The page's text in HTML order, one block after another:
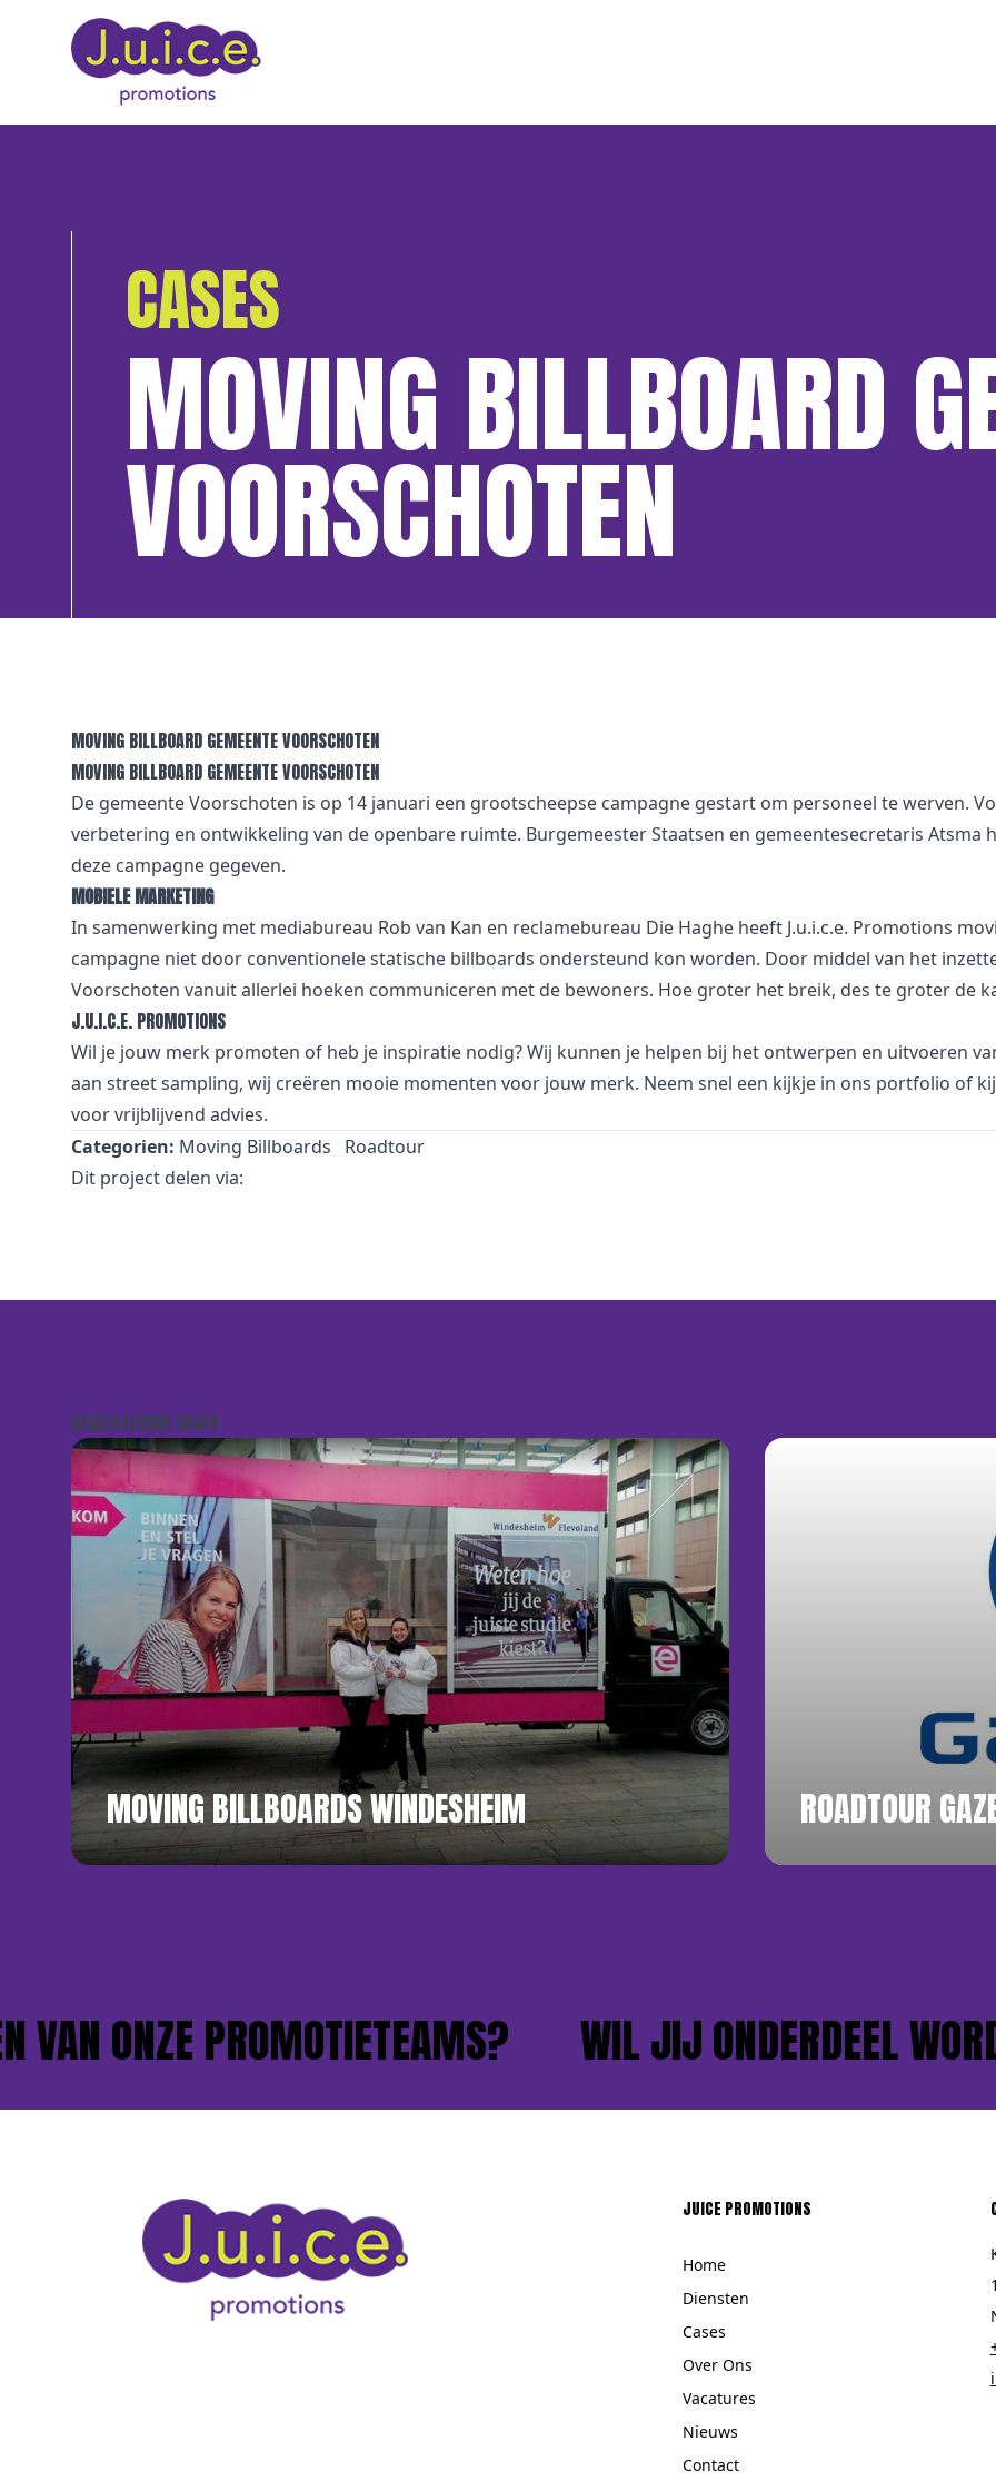
CASES
MOVING BILLBOARD
VOORSCHOTEN
MOVING BILLBOARD GEMEENTE VOORSCHOTEN
MOVING BILLBOARD GEMEENTE VOORSCHOTEN
De gemeente Voorschoten is op 14 januari een grootscheepse campagne gestart om personeel te werven.
verbetering en ontwikkeling van de openbare ruimte. Burgemeester Staatsen en gemeentesecretaris
deze campagne gegeven.
MOBIELE MARKETING
In samenwerking met mediabureau Rob van Kan en reclamebureau Die Haghe heeft J.u.i.c.e. Promotions
campagne niet door conventionele statische billboards ondersteund kon worden. Door middel van het
Voorschoten vanuit allerlei hoeken communiceren met de bewoners. Hoe groter het breik, des te groter de
J.U.I.C.E. PROMOTIONS
Wil je jouw merk promoten of heb je inspiratie nodig? Wij kunnen je helpen bij het ontwerpen en uitvoeren
aan street sampling, wij creëren mooie momenten voor jouw merk. Neem snel een kijkje in ons portfolio of
voor vrijblijvend advies.
Categorien: Moving Billboards
Roadtour
Dit project delen via:
GERELATEERDE CASES
MOVING BILLBOARDS WINDESHEIM ROADTOUR
ONZE PROMOTIETEAMS? WIL JIJ ONDERDEEL
JUICE PROMOTIONS
Home
Diensten
Cases
Over Ons
Vacatures
Nieuws
Contact